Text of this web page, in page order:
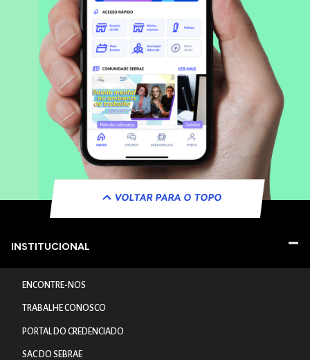
VOLTAR PARA O TOPO
INSTITUCIONAL
ENCONTRE-NOS
TRABALHE CONOSCO
PORTAL DO CREDENCIADO
SAC DO SEBRAE